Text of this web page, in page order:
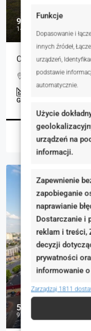
Funkcje
Dopasowanie i
innych źródeł,
urządzeń,
podstawie
automatycznie.
Użycie
urządzeń na
informacji.
Zapewnienie
zapobieganie
naprawianie
Dostarczanie i
reklam i treści,
decyzji
prywatności
informowanie
Zarządzaj 1811
998 000 zł
142 zł
Cena brutto, FV.
Więckowice, Polska
GRUNTY
Martyna Wasiak
599 000 zł
9 062 zł